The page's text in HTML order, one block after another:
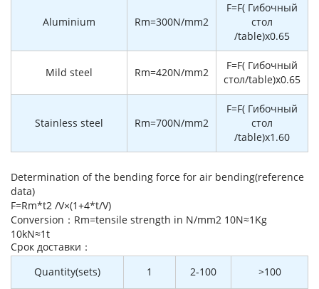
Aluminium Rm=300N/mm2
F=F( Гибочный
стол
/table)x0.65
Mild steel Rm=420N/mm2
F=F( Гибочный
стол/table)x0.65
Stainless steel Rm=700N/mm2
F=F( Гибочный
стол
/table)x1.60
Determination of the bending force for air bending(reference
data)
F=Rm*t2 /V×(1+4*t/V)
Conversion：Rm=tensile strength in N/mm2 10N≈1Kg
10kN≈1t
Cрок доставки：
Quantity(sets)
1 2-100 >100